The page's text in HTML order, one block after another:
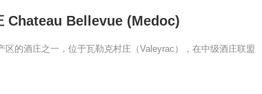
Chateau Bellevue (Medoc)
区的酒庄之一，位于瓦勒克村庄（Valeyrac），在中级酒庄联盟